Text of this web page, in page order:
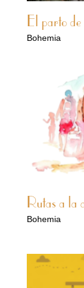
El parto de
Bohemia
Rutas a la
Bohemia